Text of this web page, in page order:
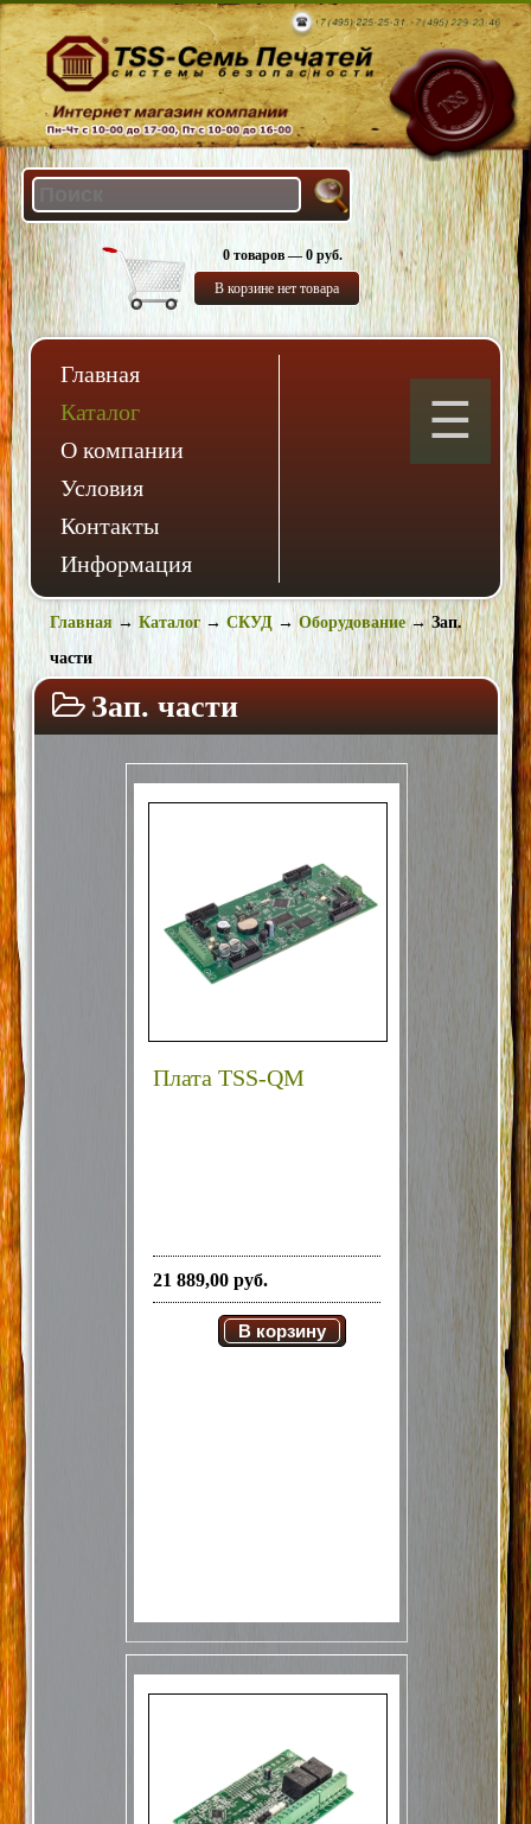
0 товаров — 0 руб.
В корзине нет товара
Главная
Каталог
О компании
Условия
Контакты
Информация
Главная→ Каталог→ СКУД→ Оборудование→Зап.
части
Зап. части
Плата TSS-QM
21 889,00 руб.
В корзину